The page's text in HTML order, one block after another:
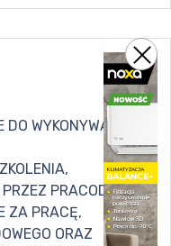
WYKONYWANIA
PRACODAWCĘ,
ZA PRACĘ,
ORAZ